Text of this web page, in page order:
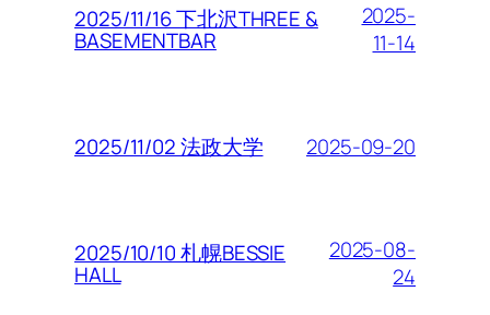
2025/11/16 下北沢THREE &
BASEMENTBAR
2025-
11-14
2025/11/02 法政大学 2025-09-20
2025/10/10 札幌BESSIE
HALL
2025-08-
24